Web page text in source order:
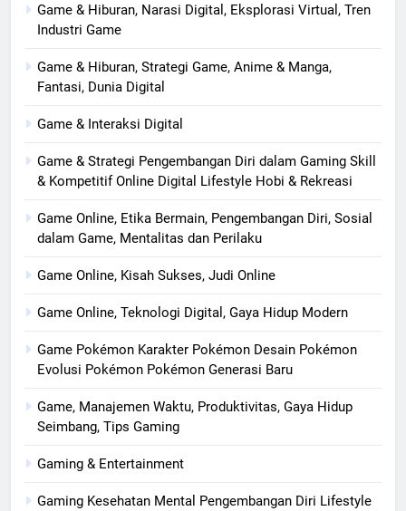
Game & Hiburan, Narasi Digital, Eksplorasi Virtual, Tren
Industri Game
Game & Hiburan, Strategi Game, Anime & Manga,
Fantasi, Dunia Digital
Game & Interaksi Digital
Game & Strategi Pengembangan Diri dalam Gaming Skill
& Kompetitif Online Digital Lifestyle Hobi & Rekreasi
Game Online, Etika Bermain, Pengembangan Diri, Sosial
dalam Game, Mentalitas dan Perilaku
Game Online, Kisah Sukses, Judi Online
Game Online, Teknologi Digital, Gaya Hidup Modern
Game Pokémon Karakter Pokémon Desain Pokémon
Evolusi Pokémon Pokémon Generasi Baru
Game, Manajemen Waktu, Produktivitas, Gaya Hidup
Seimbang, Tips Gaming
Gaming & Entertainment
Gaming Kesehatan Mental Pengembangan Diri Lifestyle